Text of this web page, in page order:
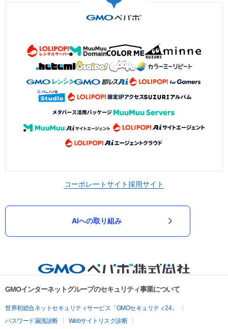
コーポレートサイト採用サイト
AIへの取り組み
GMOインターネットグループのセキュリティ事業について
世界初総合ネットセキュリティサービス「GMOセキュリティ24」
パスワード漏洩診断
Webサイトリスク診断